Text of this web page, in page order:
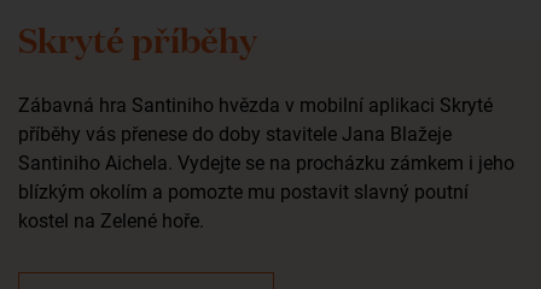
Skryté příběhy
Zábavná hra Santiniho hvězda v mobilní aplikaci Skryté
příběhy vás přenese do doby stavitele Jana Blažeje
Santiniho Aichela. Vydejte se na procházku zámkem i jeho
blízkým okolím a pomozte mu postavit slavný poutní
kostel na Zelené hoře.